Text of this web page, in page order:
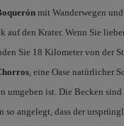
mit Wanderwegen
auf den Krater. Wenn Sie
Sie 18 Kilometer von der
, eine Oase natürlicher
umgeben ist. Die Becken
so angelegt, dass der